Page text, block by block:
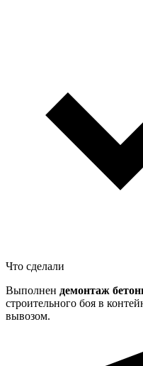
Что сделали
Выполнен демонтаж
строительного боя в
вывозом.